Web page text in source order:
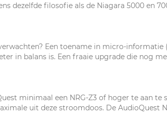
dezelfde filosofie als de Niagara 5000 en
Een toename in micro-
in balans is. Een fraaie upgrade die nog
minimaal een NRG-Z3 of hoger te aan
uit deze stroomdoos. De AudioQuest